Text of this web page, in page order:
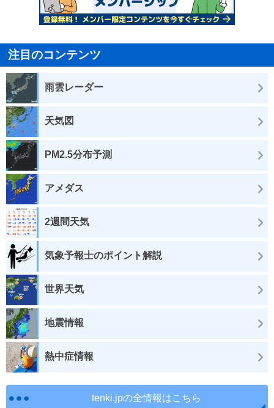
注目のコンテンツ
雨雲レーダー
天気図
PM2.5分布予測
アメダス
2週間天気
気象予報士のポイント解説
世界天気
地震情報
熱中症情報
tenki.jpの全情報はこちら